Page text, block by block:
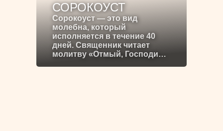
СОРОКОУСТ
Сорокоуст — это вид
молебна, который
исполняется в течение 40
дней. Священник читает
молитву «Отмый, Господи…